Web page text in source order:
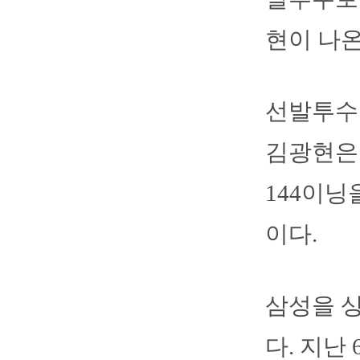
현이 나
선발투
김광현
144이닝
이다.
삼성을
다. 지난